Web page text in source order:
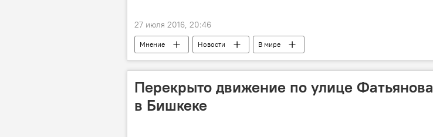
27 июля 2016, 20:46
Мнение Новости В мире
Перекрыто движение по улице Фатьянова
в Бишкеке